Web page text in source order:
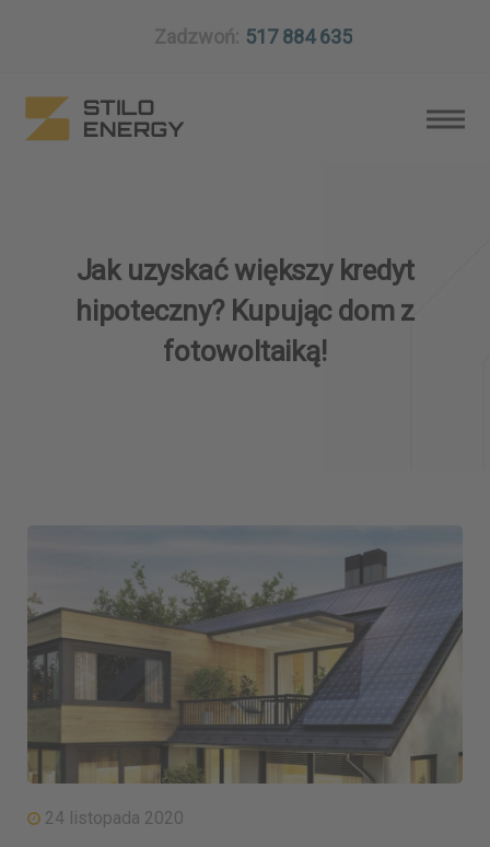
Zadzwoń: 517 884 635
Jak uzyskać większy kredyt
hipoteczny? Kupując dom z
fotowoltaiką!
24 listopada 2020